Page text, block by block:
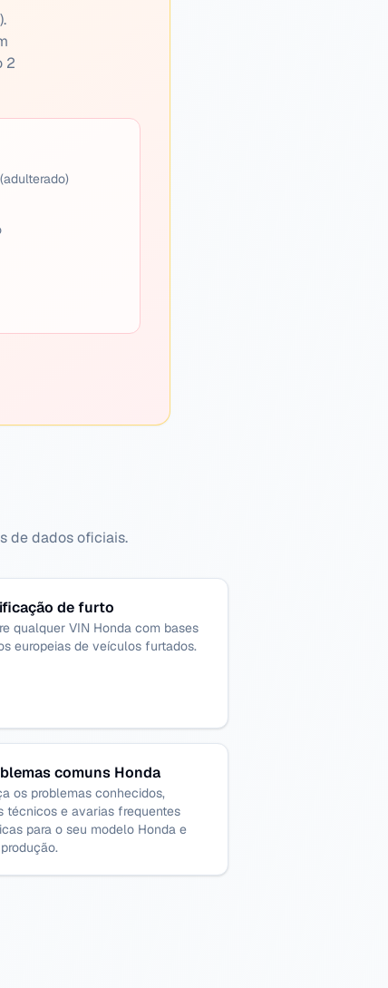
2
de dados oficiais.
de furto
qualquer VIN Honda com bases
europeias de veículos furtados.
comuns Honda
os problemas conhecidos,
técnicos e avarias frequentes
para o seu modelo Honda e